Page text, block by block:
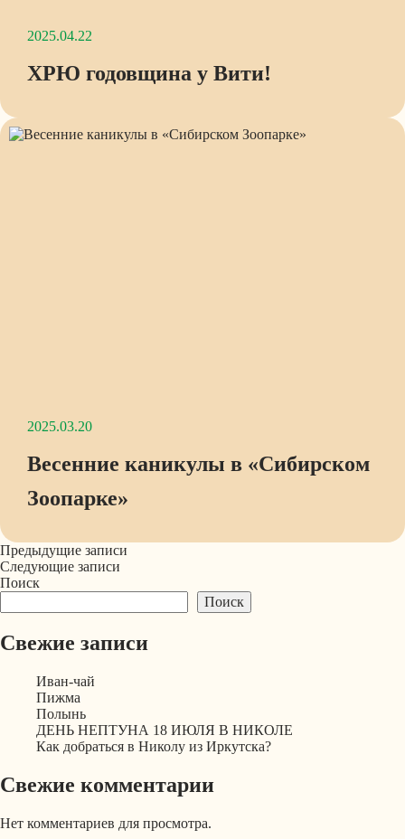
2025.04.22
ХРЮ годовщина у Вити!
2025.03.20
Весенние каникулы в «Сибирском
Зоопарке»
Навигация
по
Предыдущие записи
Следующие записи
Поиск
Поиск
Свежие записи
Иван-чай
Пижма
Полынь
ДЕНЬ НЕПТУНА 18 ИЮЛЯ В НИКОЛЕ
Как добраться в Николу из Иркутска?
Свежие комментарии
Нет комментариев для просмотра.